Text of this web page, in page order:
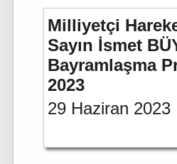
Milliyetçi
Sayın İsmet
Bayramlaşma
2023
29 Haziran 2023